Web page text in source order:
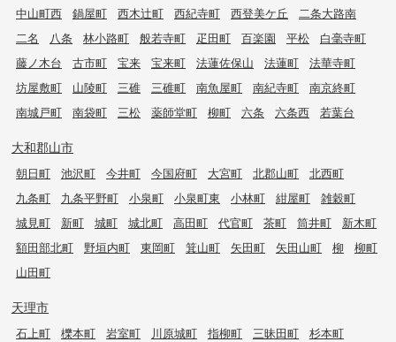
中山町西
鍋屋町 西木辻町 西紀寺町 西登美ケ丘
二条大路南
二名
八条 林小路町 般若寺町 疋田町 百楽園 平松
白毫寺町
藤ノ木台
古市町 宝来 宝来町 法蓮佐保山 法蓮町
法華寺町
坊屋敷町
山陵町 三碓 三碓町 南魚屋町 南紀寺町
南京終町
南城戸町
南袋町 三松 薬師堂町 柳町 六条 六条西 若葉台
大和郡山市
朝日町 池沢町 今井町 今国府町 大宮町 北郡山町
北西町
九条町
九条平野町 小泉町 小泉町東 小林町 紺屋町
雑穀町
城見町
新町 城町 城北町 高田町 代官町 茶町 筒井町
新木町
額田部北町
野垣内町 東岡町 箕山町 矢田町 矢田山町 柳
柳町
山田町
天理市
石上町 櫟本町 岩室町 川原城町 指柳町 三昧田町
杉本町